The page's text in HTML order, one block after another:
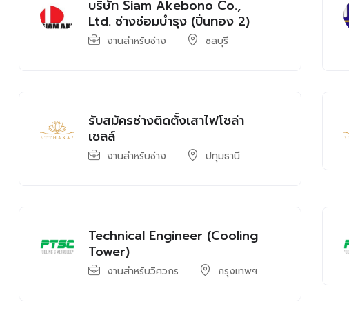
บริษัท Siam Akebono Co.,
Ltd. ช่างซ่อมบำรุง (ปิ่นทอง 2)
งานสำหรับช่าง ชลบุรี
รับสมัครช่างติดตั้งเสาไฟโซล่า
เซลล์
งานสำหรับช่าง ปทุมธานี
Technical Engineer (Cooling
Tower)
งานสำหรับวิศวกร กรุงเทพฯ